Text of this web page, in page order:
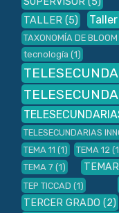
TALLER (5)
TAXONOMÍA DE BLOOM
tecnología (1)
TELESECUNDARIAS
TEMA 11 (1) TEMA 12
TEMA 7 (1)
TEP TICCAD (1)
TERCER GRADO (2)